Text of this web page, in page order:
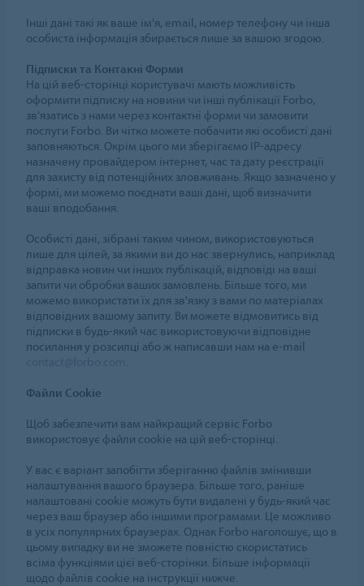
Інші дані такі як ваше ім'я, email, номер телефону чи інша
особиста інформація збирається лише за вашою згодою.
Підписки та Контакні Форми
На цій веб-сторінці користувачі мають можливість
оформити підписку на новини чи інші публікації Forbo,
зв'язатись з нами через контактні форми чи замовити
послуги Forbo. Ви чітко можете побачити які особисті дані
заповняються. Окрім цього ми зберігаємо IP-адресу
назначену провайдером інтернет, час та дату реєстрації
для захисту від потенційних зловживань. Якщо зазначено у
формі, ми можемо поєднати ваші дані, щоб визначити
ваші вподобання.
Особисті дані, зібрані таким чином, використовуються
лише для цілей, за якими ви до нас звернулись, наприклад
відправка новин чи інших публікацій, відповіді на ваші
запити чи обробки ваших замовлень. Більше того, ми
можемо використати їх для зв'язку з вами по матеріалах
відповідних вашому запиту. Ви можете відмовитись від
підписки в будь-який час використовуючи відповідне
посилання у розсилці або ж написавши нам на e-mail
Файли Cookie
Щоб забезпечити вам найкращий сервіс Forbo
використовує файли cookie на цій веб-сторінці.
У вас є варіант запобігти зберіганню файлів змінивши
налаштування вашого браузера. Більше того, раніше
налаштовані cookie можуть бути видалені у будь-який час
через ваш браузер або іншими програмами. Це можливо
в усіх популярних браузерах. Однак Forbo наголошує, що в
цьому випадку ви не зможете повністю скористатись
всіма функціями цієї веб-сторінки. Більше інформації
щодо файлів cookie на інструкції нижче.